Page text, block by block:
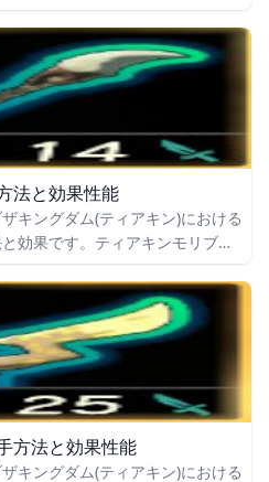
法と効果性能
キングダム(ティアキン)における
効果です。ティアキンモリブリ
方法と効果性能
キングダム(ティアキン)における